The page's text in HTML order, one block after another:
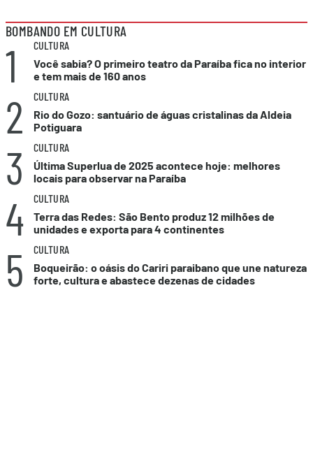
BOMBANDO EM CULTURA
1
CULTURA
Você sabia? O primeiro teatro da Paraíba fica no interior
e tem mais de 160 anos
2
CULTURA
Rio do Gozo: santuário de águas cristalinas da Aldeia
Potiguara
3
CULTURA
Última Superlua de 2025 acontece hoje: melhores
locais para observar na Paraíba
4
CULTURA
Terra das Redes: São Bento produz 12 milhões de
unidades e exporta para 4 continentes
5
CULTURA
Boqueirão: o oásis do Cariri paraibano que une natureza
forte, cultura e abastece dezenas de cidades